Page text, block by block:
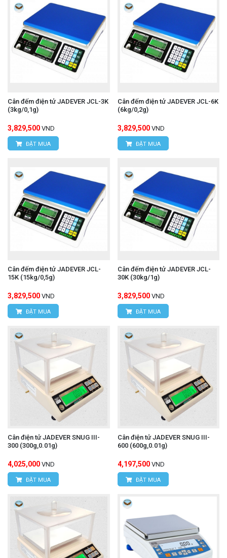
Cân đếm điện tử JADEVER JCL-3K
(3kg/0,1g)
3,829,500 VND
ĐẶT MUA
Cân đếm điện tử JADEVER JCL-6K
(6kg/0,2g)
3,829,500 VND
ĐẶT MUA
Cân đếm điện tử JADEVER JCL-
15K (15kg/0,5g)
3,829,500 VND
ĐẶT MUA
Cân đếm điện tử JADEVER JCL-
30K (30kg/1g)
3,829,500 VND
ĐẶT MUA
Cân điện tử JADEVER SNUG III-
300 (300g,0.01g)
4,025,000 VND
ĐẶT MUA
Cân điện tử JADEVER SNUG III-
600 (600g,0.01g)
4,197,500 VND
ĐẶT MUA